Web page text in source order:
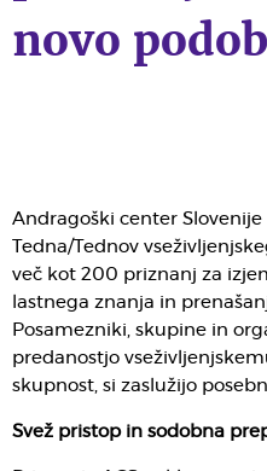
novo
Andragoški center Slovenije
Tedna/Tednov
več kot 200 priznanj za
lastnega znanja in
Posamezniki, skupine in
predanostjo
skupnost, si zaslužijo
Svež pristop in sodobna